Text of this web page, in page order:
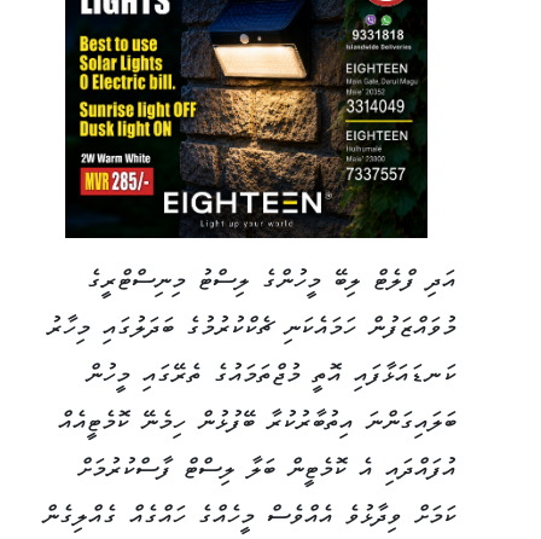
އަދި ފްލެޓް ލިބޭ މީހުންގެ ލިސްޓު މިނިސްޓްރީގެ
މުވައްޒަފުން ހަމައެކަނި ޗެކްކުރުމުގެ ބަދަލުގައި މިހާރު
ކަނޑައަޅާފައި އޮތީ މުޖްތަމައުގެ ތެރޭގައި މީހުން
ބަލައިގަންނަ އިތުބާރުކުރާ ބޭފުޅުން ހިމެނޭ ކޮމެޓީއެއް
އުފައްދައި އެ ކޮމެޓީން ބަލާ ލިސްޓް ފާސްކުރުމަށް
ކަމަށް ވިދާޅުވެ އެއްވެސް މީހެއްގެ ހައްގެއް ގެއްލިގެން